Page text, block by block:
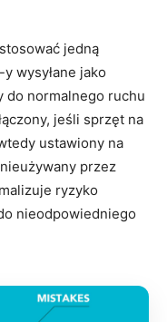
jedną
wysyłane jako
do normalnego ruchu
jeśli sprzęt na
ustawiony na
przez
ryzyko
nieodpowiedniego